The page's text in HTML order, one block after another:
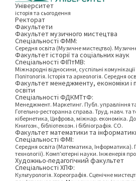
Університет
історія та сьогодення
Ректорат
Факультети
Факультет музичного мистецтва
Спеціальності ФММ:
Середня освіта (Музичне мистецтво).
Факультет історії та соціальних наук
Спеціальності ФІПтМВ:
Міжнародні відносини, суспільні комунікації
Політологія. Історія та археологія. Середня
Факультет менеджменту, економіки і
освіти
Спеціальності ФДКМТтФ:
Менеджмент. Маркетинг. Публ. управління
Готельно-ресторанна справа. Труд. навч. та
кібернетика, Цифрова, міжнар. економіка.
Книгозн., бібліотекозн. і бібліографія. СО.
Факультет математики та
Спеціальності ФМІ:
Середня освіта (Математика, Інформатика).
технології). Комп’ютерні науки. Інженерія
Художньо-педагогічний факультет
Спеціальності ХПФ:
Культурологія. Хореографія. Сценічне